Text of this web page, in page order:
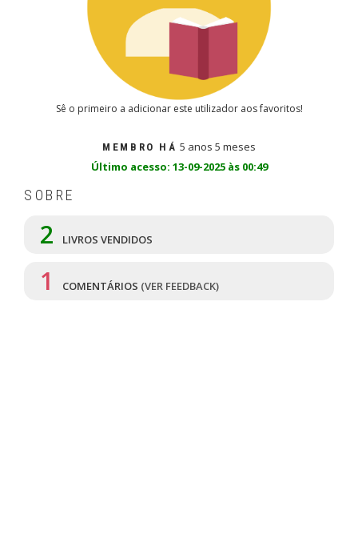
Sê o primeiro a adicionar este utilizador aos favoritos!
MEMBRO HÁ 5 anos 5 meses
Último acesso: 13-09-2025 às 00:49
SOBRE
2 LIVROS VENDIDOS
1 COMENTÁRIOS (VER FEEDBACK)